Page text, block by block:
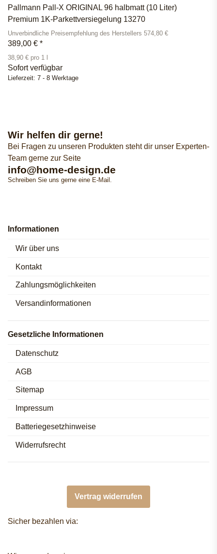
Pallmann Pall-X ORIGINAL 96 halbmatt (10 Liter)
Premium 1K-Parkettversiegelung 13270
Unverbindliche Preisempfehlung des Herstellers 574,80 €
389,00 € *
38,90 € pro 1 l
Sofort verfügbar
Lieferzeit: 7 - 8 Werktage
Wir helfen dir gerne!
Bei Fragen zu unseren Produkten steht dir unser Experten-
Team gerne zur Seite
info@home-design.de
Schreiben Sie uns gerne eine E-Mail.
Informationen
Wir über uns
Kontakt
Zahlungsmöglichkeiten
Versandinformationen
Gesetzliche Informationen
Datenschutz
AGB
Sitemap
Impressum
Batteriegesetzhinweise
Widerrufsrecht
Vertrag widerrufen
Sicher bezahlen via: